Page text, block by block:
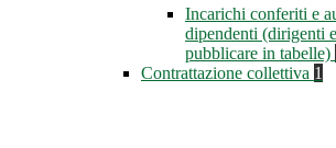
Incarichi conferiti e
dipendenti (dirigenti
pubblicare in tabelle)
Contrattazione collettiva 1